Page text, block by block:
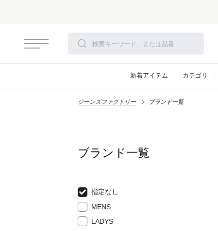
新着アイテム カテゴリ
ジーンズファクトリー ブランド一覧
ブランド一覧
指定なし
MENS
LADYS